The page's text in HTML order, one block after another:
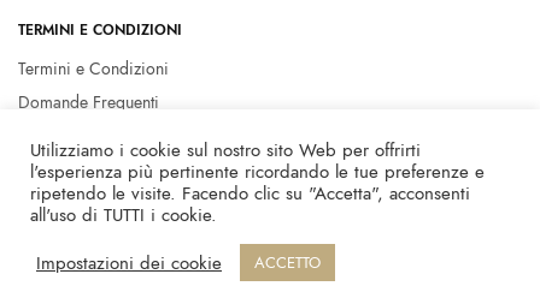
TERMINI E CONDIZIONI
Termini e Condizioni
Domande Frequenti
Privacy policy
Cookie Policy
Utilizziamo i cookie sul nostro sito Web per offrirti
l'esperienza più pertinente ricordando le tue preferenze e
ripetendo le visite. Facendo clic su "Accetta", acconsenti
all'uso di TUTTI i cookie.
Impostazioni dei cookie
ACCETTO